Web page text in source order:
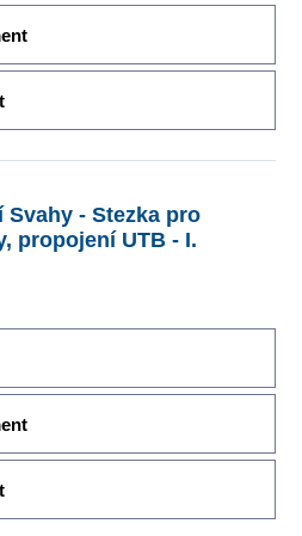
Svahy - Stezka pro
propojení UTB - I.